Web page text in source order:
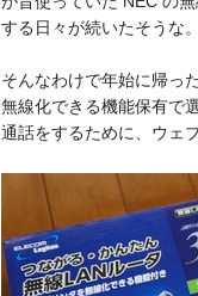
する日々が続いたそうな。
そんなわけで年始に帰っ
無線化できる機能保有で
通話をするために、ウェ